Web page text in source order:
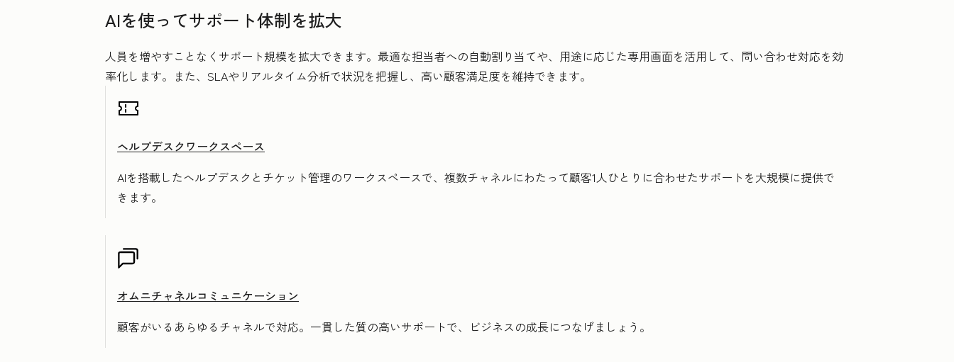
AIを使ってサポート体制を拡大
人員を増やすことなくサポート規模を拡大できます。最適な担当者への自動割り当てや、用途に応じた専用画面を活用して、問い合わせ対応を効
率化します。また、SLAやリアルタイム分析で状況を把握し、高い顧客満足度を維持できます。
ヘルプデスクワークスペース
AIを搭載したヘルプデスクとチケット管理のワークスペースで、複数チャネルにわたって顧客1人ひとりに合わせたサポートを大規模に提供で
きます。
オムニチャネルコミュニケーション
顧客がいるあらゆるチャネルで対応。一貫した質の高いサポートで、ビジネスの成長につなげましょう。